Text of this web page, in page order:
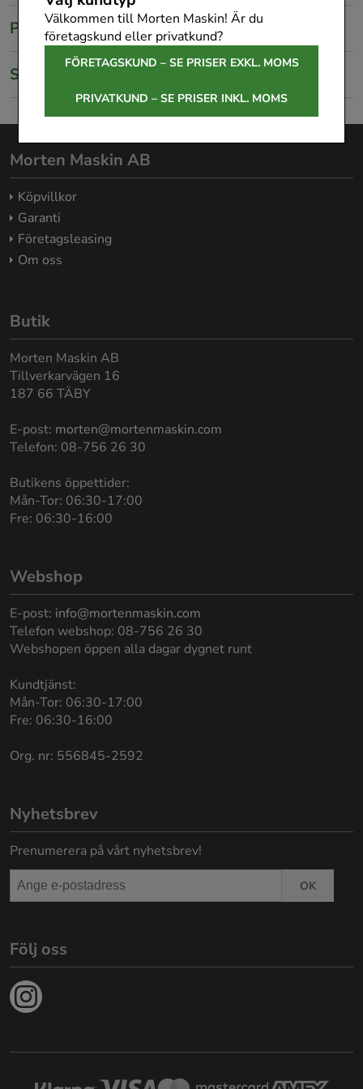
Välkommen till Morten Maskin! Är du
företagskund eller privatkund?
FÖRETAGSKUND – SE PRISER EXKL. MOMS
PRIVATKUND – SE PRISER INKL. MOMS
Produktbeskrivning
Specifikationer
Morten Maskin AB
Köpvillkor
Garanti
Företagsleasing
Om oss
Butik
Morten Maskin AB
Tillverkarvägen 16
187 66 TÄBY
E-post: morten@mortenmaskin.com
Telefon: 08-756 26 30
Butikens öppettider:
Mån-Tor: 06:30-17:00
Fre: 06:30-16:00
Webshop
E-post: info@mortenmaskin.com
Telefon webshop: 08-756 26 30
Webshopen öppen alla dagar dygnet runt
Kundtjänst:
Mån-Tor: 06:30-17:00
Fre: 06:30-16:00
Org. nr: 556845-2592
Nyhetsbrev
Prenumerera på vårt nyhetsbrev!
OK
Följ oss